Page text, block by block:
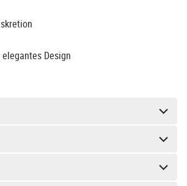
Design